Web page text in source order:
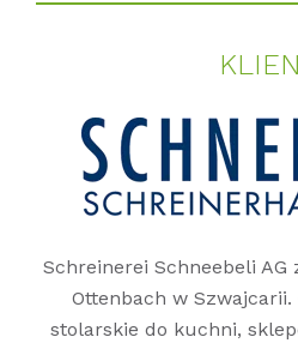
Schreinerei Schneebeli
Ottenbach w Szwajcarii.
stolarskie do kuchni,